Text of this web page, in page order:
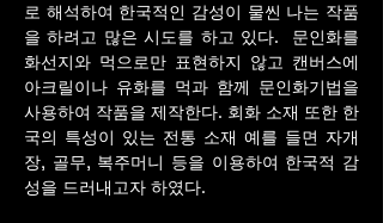
로 해석하여 한국적인 감성이 물씬 나는 작품
을 하려고 많은 시도를 하고 있다. 문인화를
화선지와 먹으로만 표현하지 않고 캔버스에
아크릴이나 유화를 먹과 함께 문인화기법을
사용하여 작품을 제작한다. 회화 소재 또한 한
국의 특성이 있는 전통 소재 예를 들면 자개
장, 골무, 복주머니 등을 이용하여 한국적 감
성을 드러내고자 하였다.